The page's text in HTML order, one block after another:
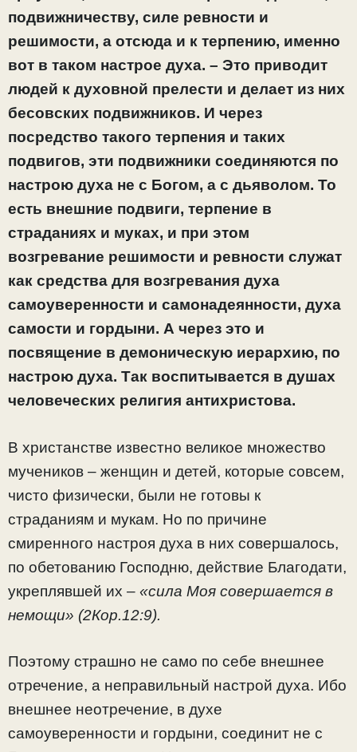
подвижничеству, силе ревности и
решимости, а отсюда и к терпению, именно
вот в таком настрое духа. – Это приводит
людей к духовной прелести и делает из них
бесовских подвижников. И через
посредство такого терпения и таких
подвигов, эти подвижники соединяются по
настрою духа не с Богом, а с дьяволом. То
есть внешние подвиги, терпение в
страданиях и муках, и при этом
возгревание решимости и ревности служат
как средства для возгревания духа
самоуверенности и самонадеянности, духа
самости и гордыни. А через это и
посвящение в демоническую иерархию, по
настрою духа. Так воспитывается в душах
человеческих религия антихристова.
В христанстве известно великое множество
мучеников – женщин и детей, которые совсем,
чисто физически, были не готовы к
страданиям и мукам. Но по причине
смиренного настроя духа в них совершалось,
по обетованию Господню, действие Благодати,
укреплявшей их – «сила Моя совершается в
немощи» (2Кор.12:9).
Поэтому страшно не само по себе внешнее
отречение, а неправильный настрой духа. Ибо
внешнее неотречение, в духе
самоуверенности и гордыни, соединит не с